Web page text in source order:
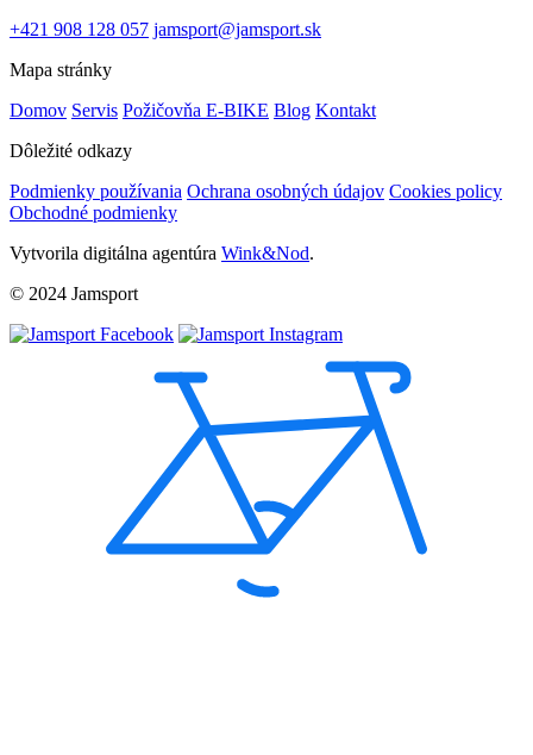
+421 908 128 057 jamsport@jamsport.sk
Mapa stránky
Domov Servis Požičovňa E-BIKE Blog Kontakt
Dôležité odkazy
Podmienky používania Ochrana osobných údajov Cookies policy
Obchodné podmienky
Vytvorila digitálna agentúra Wink&Nod.
© 2024 Jamsport